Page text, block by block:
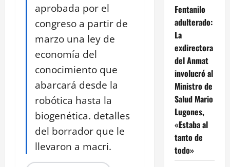
aprobada por el
congreso a partir de
marzo una ley de
economía del
conocimiento que
abarcará desde la
robótica hasta la
biogenética. detalles
del borrador que le
llevaron a macri.
Fentanilo
adulterado:
La
exdirectora
del Anmat
involucró al
Ministro de
Salud Mario
Lugones,
«Estaba al
tanto de
todo»